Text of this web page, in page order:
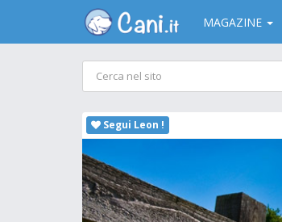
MAGAZINE
Segui Leon !